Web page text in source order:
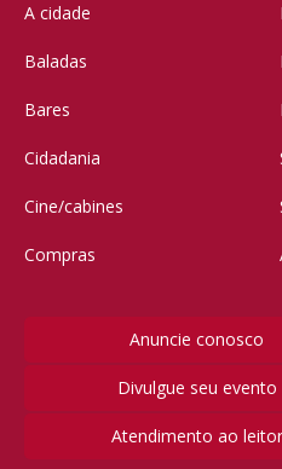
A cidade
Baladas
Bares
Cidadania
Cine/cabines
Compras
Anuncie conosco
Divulgue seu evento
Atendimento ao leitor